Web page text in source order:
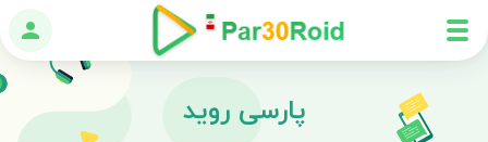
ورود
پارسی روید